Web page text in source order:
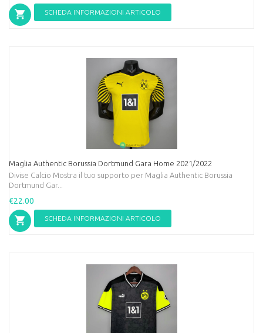
SCHEDA INFORMAZIONI ARTICOLO
Maglia Authentic Borussia Dortmund Gara Home 2021/2022
Divise Calcio Mostra il tuo supporto per Maglia Authentic Borussia
Dortmund Gar...
€22.00
SCHEDA INFORMAZIONI ARTICOLO